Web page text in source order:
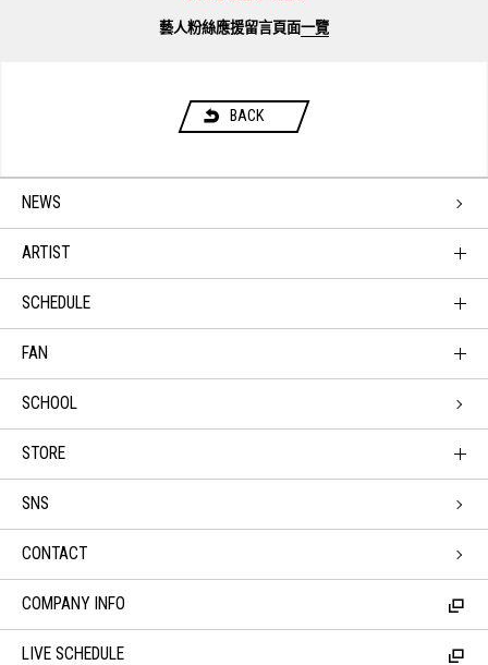
藝人粉絲應援留言頁面一覽
BACK
NEWS
ARTIST
SCHEDULE
FAN
SCHOOL
STORE
SNS
CONTACT
COMPANY INFO
LIVE SCHEDULE